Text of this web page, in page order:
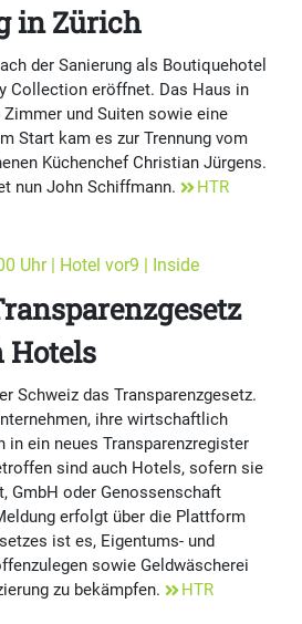
in Zürich
der Sanierung als Boutiquehotel
Collection eröffnet. Das Haus in
und Suiten sowie eine
Start kam es zur Trennung vom
Küchenchef Christian Jürgens.
nun John Schiffmann.
HTR
Uhr | Hotel vor9 | Inside
Hotels
Schweiz das Transparenzgesetz.
ihre wirtschaftlich
in ein neues Transparenzregister
sind auch Hotels, sofern sie
GmbH oder Genossenschaft
erfolgt über die Plattform
ist es, Eigentums- und
sowie Geldwäscherei
zu bekämpfen.
HTR